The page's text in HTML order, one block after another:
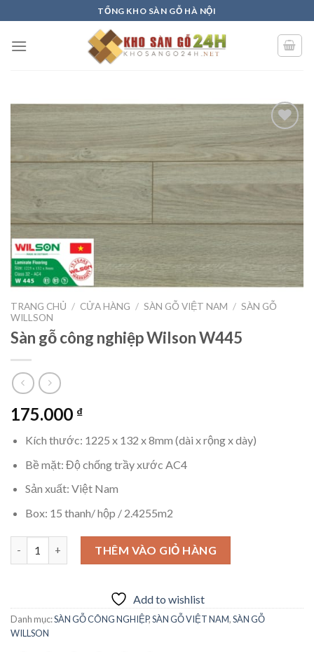
to
content
TỔNG KHO SÀN GỖ HÀ NỘI
Add to
TRANG CHỦ / CỬA HÀNG / SÀN GỖ VIỆT NAM / SÀN GỖ
WILLSON
Sàn gỗ công nghiệp Wilson W445
175.000 ₫
Kích thước: 1225 x 132 x 8mm (dài x rộng x dày)
Bề mặt: Độ chống trầy xước AC4
Sản xuất: Việt Nam
Box: 15 thanh/ hộp / 2.4255m2
Sàn gỗ công nghiệp Wilson W445 số lượng
THÊM VÀO GIỎ HÀNG
Add to wishlist
Danh mục:SÀN GỖ CÔNG NGHIỆP,SÀN GỖ VIỆT NAM,SÀN GỖ
WILLSON